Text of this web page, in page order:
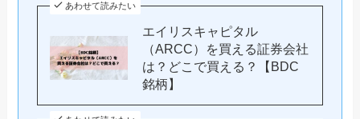
あわせて読みたい
エイリスキャピタル
（ARCC）を買える証券会社
は？どこで買える？【BDC
銘柄】